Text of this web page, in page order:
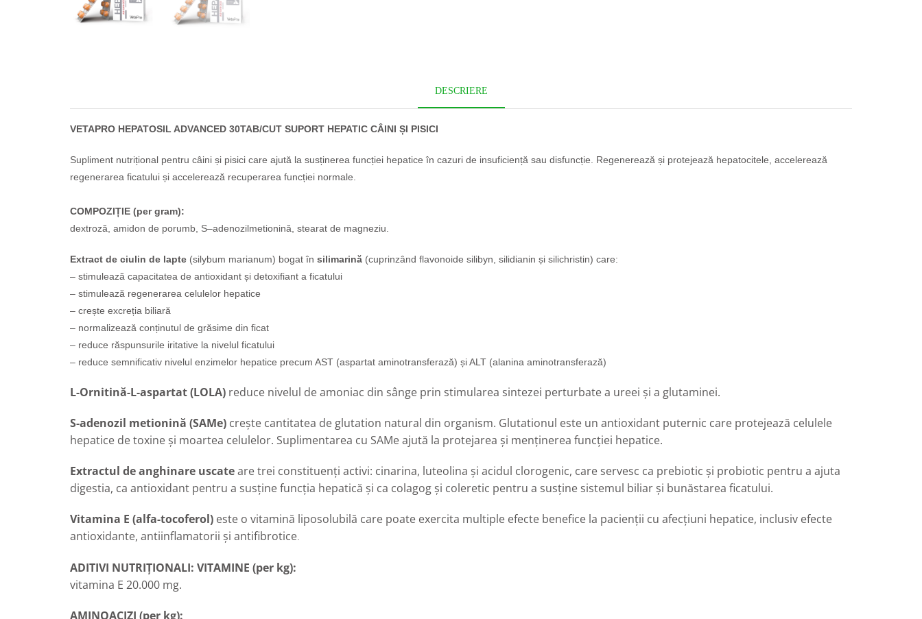
DESCRIERE
VETAPRO HEPATOSIL ADVANCED 30TAB/CUT SUPORT HEPATIC CÂINI ȘI PISICI
Supliment nutrițional pentru câini și pisici care ajută la susținerea funcției hepatice în cazuri de insuficiență sau disfuncție. Regenerează și protejează hepatocitele, accelerează
regenerarea ficatului și accelerează recuperarea funcției normale.
COMPOZIȚIE (per gram):
dextroză, amidon de porumb, S–adenozilmetionină, stearat de magneziu.
Extract de ciulin de lapte (silybum marianum) bogat în silimarină (cuprinzând flavonoide silibyn, silidianin și silichristin) care:
– stimulează capacitatea de antioxidant și detoxifiant a ficatului
– stimulează regenerarea celulelor hepatice
– crește excreția biliară
– normalizează conținutul de grăsime din ficat
– reduce răspunsurile iritative la nivelul ficatului
– reduce semnificativ nivelul enzimelor hepatice precum AST (aspartat aminotransferază) și ALT (alanina aminotransferază)
L-Ornitină-L-aspartat (LOLA) reduce nivelul de amoniac din sânge prin stimularea sintezei perturbate a ureei și a glutaminei.
S-adenozil metionină (SAMe) crește cantitatea de glutation natural din organism. Glutationul este un antioxidant puternic care protejează celulele
hepatice de toxine și moartea celulelor. Suplimentarea cu SAMe ajută la protejarea și menținerea funcției hepatice.
Extractul de anghinare uscateare trei constituenți activi: cinarina, luteolina și acidul clorogenic, care servesc ca prebiotic și probiotic pentru a ajuta
digestia, ca antioxidant pentru a susține funcția hepatică și ca colagog și coleretic pentru a susține sistemul biliar și bunăstarea ficatului.
Vitamina E (alfa-tocoferol) este o vitamină liposolubilă care poate exercita multiple efecte benefice la pacienții cu afecțiuni hepatice, inclusiv efecte
antioxidante, antiinflamatorii și antifibrotice.
ADITIVI NUTRIȚIONALI: VITAMINE (per kg):
vitamina E 20.000 mg.
AMINOACIZI (per kg):